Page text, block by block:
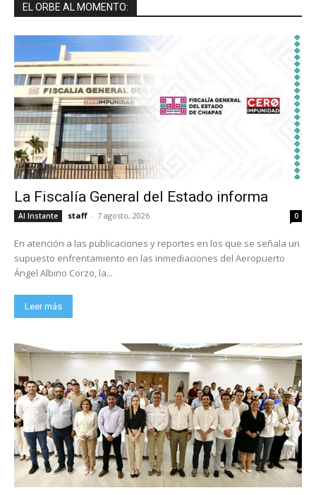
EL ORBE AL MOMENTO:
La Fiscalía General del Estado informa
Al Instante staff - 7 agosto, 2026 0
En atención a las publicaciones y reportes en los que se señala un
supuesto enfrentamiento en las inmediaciones del Aeropuerto
Ángel Albino Corzo, la...
Leer más